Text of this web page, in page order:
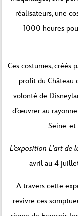
réalisateurs, une
1000 heures
Ces costumes, créés
profit du Château
volonté de
d’œuvrer au
Seine-
L’exposition L’art
avril au 4
A travers cette
revivre ces